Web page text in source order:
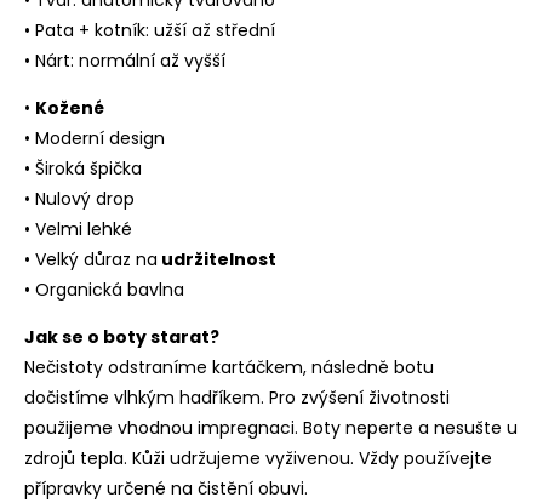
• Pata + kotník: užší až střední
• Nárt: normální až vyšší
• Kožené
• Moderní design
• Široká špička
• Nulový drop
• Velmi lehké
• Velký důraz na udržitelnost
• Organická bavlna
Jak se o boty starat?
Nečistoty odstraníme kartáčkem, následně botu
dočistíme vlhkým hadříkem. Pro zvýšení životnosti
použijeme vhodnou impregnaci. Boty neperte a nesušte u
zdrojů tepla. Kůži udržujeme vyživenou. Vždy používejte
přípravky určené na čistění obuvi.